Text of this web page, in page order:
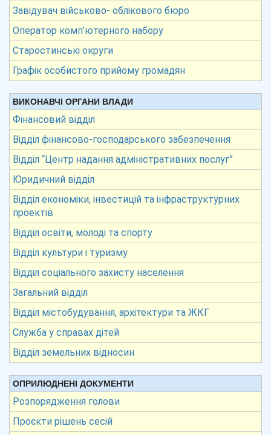
Завідувач військово- облікового бюро
Оператор комп’ютерного набору
Старостинські округи
Графік особистого прийому громадян
ВИКОНАВЧІ ОРГАНИ ВЛАДИ
Фінансовий відділ
Відділ фінансово-господарського забезпечення
Відділ “Центр надання адміністративних послуг”
Юридичний відділ
Відділ економіки, інвестицій та інфраструктурних
проектів
Відділ освіти, молоді та спорту
Відділ культури і туризму
Відділ соціального захисту населення
Загальний відділ
Відділ містобудування, архітектури та ЖКГ
Служба у справах дітей
Відділ земельних відносин
ОПРИЛЮДНЕНІ ДОКУМЕНТИ
Розпорядження голови
Проєкти рішень сесій